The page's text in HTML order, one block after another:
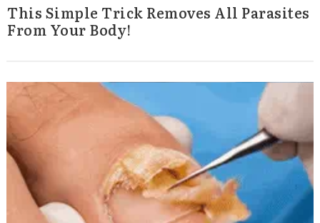
This Simple Trick Removes All Parasites
From Your Body!